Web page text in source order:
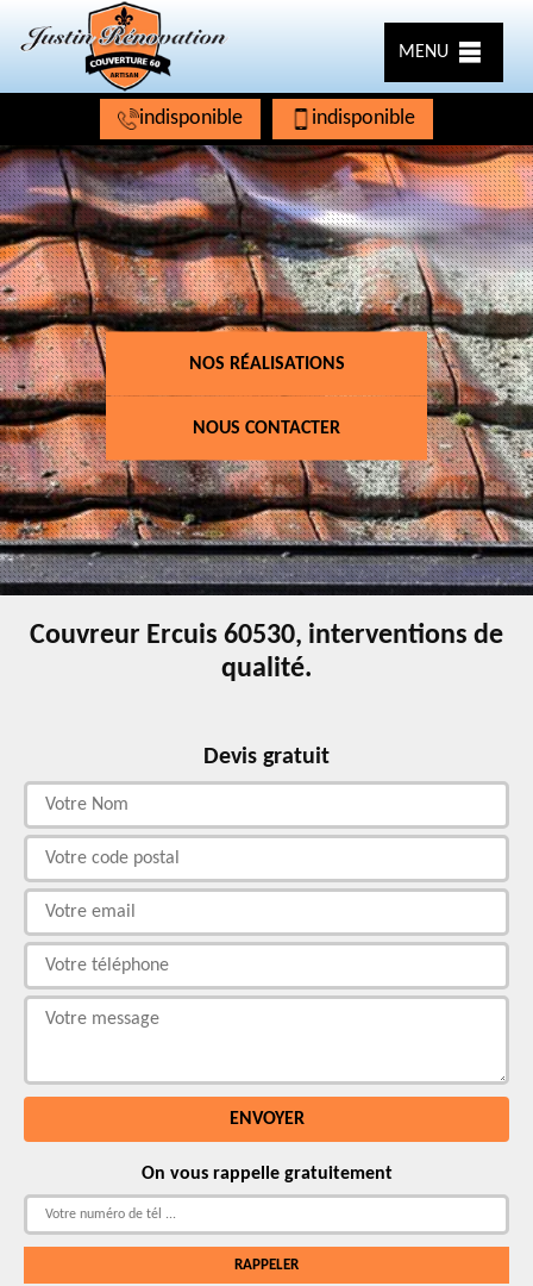
MENU
indisponible indisponible
NOS RÉALISATIONS
NOUS CONTACTER
Couvreur Ercuis 60530, interventions de
qualité.
Devis gratuit
On vous rappelle gratuitement